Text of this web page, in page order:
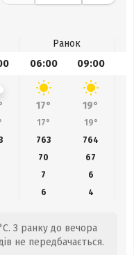
Ранок
06:00 09:00
17° 19°
17° 19°
763 764
70 67
7
6
6 4
З ранку до вечора
не передбачається.